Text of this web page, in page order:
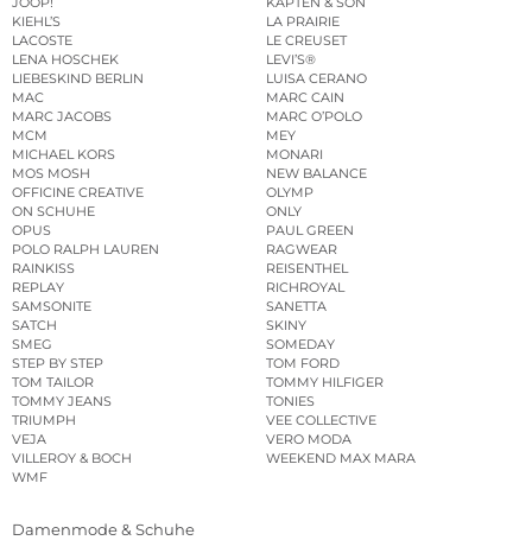
KIEHL’S
LA PRAIRIE
LACOSTE
LE CREUSET
LENA HOSCHEK
LEVI’S®
LIEBESKIND BERLIN
LUISA CERANO
MAC
MARC CAIN
MARC JACOBS
MARC O’POLO
MCM
MEY
MICHAEL KORS
MONARI
MOS MOSH
NEW BALANCE
OFFICINE CREATIVE
OLYMP
ON SCHUHE
ONLY
OPUS
PAUL GREEN
POLO RALPH LAUREN
RAGWEAR
RAINKISS
REISENTHEL
REPLAY
RICHROYAL
SAMSONITE
SANETTA
SATCH
SKINY
SMEG
SOMEDAY
STEP BY STEP
TOM FORD
TOM TAILOR
TOMMY HILFIGER
TOMMY JEANS
TONIES
TRIUMPH
VEE COLLECTIVE
VEJA
VERO MODA
VILLEROY & BOCH
WEEKEND MAX MARA
WMF
Damenmode & Schuhe